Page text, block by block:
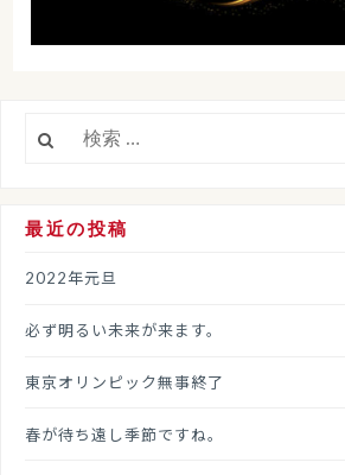
索:
最近の投稿
2022年元旦
必ず明るい未来が来ます。
東京オリンピック無事終了
春が待ち遠し季節ですね。